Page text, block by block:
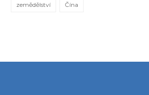
zemědělství Čína